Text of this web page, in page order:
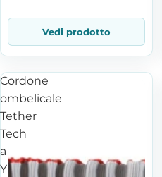
Vedi prodotto
Cordone
ombelicale
Tether
Tech
a
Y